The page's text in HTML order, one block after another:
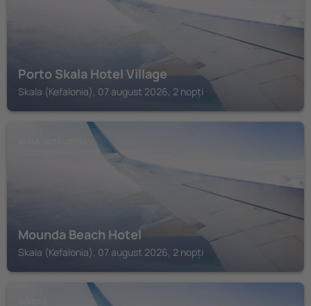
Porto Skala Hotel Village
Skala (Kefalonia), 07 august 2026, 2 nopți
Mounda Beach Hotel
Skala (Kefalonia), 07 august 2026, 2 nopți